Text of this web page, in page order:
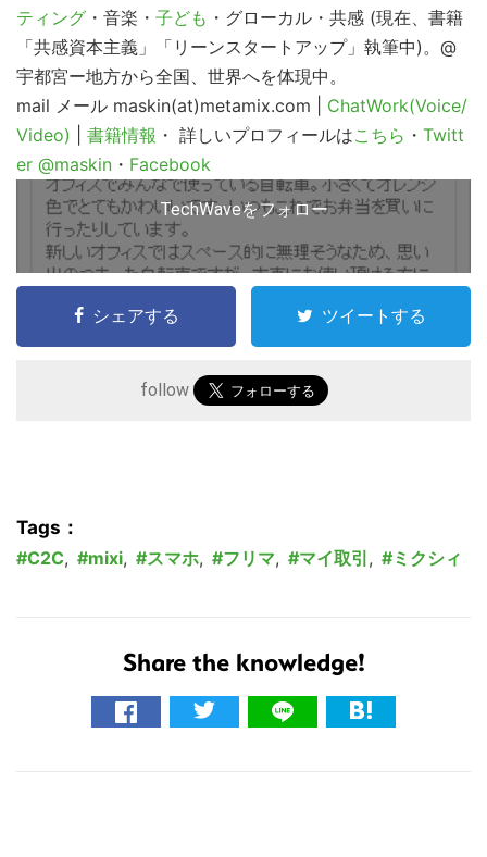
ティング ・音楽・ 子ども ・グローカル・共感 (現在、書籍
「共感資本主義」「リーンスタートアップ」執筆中)。@
宇都宮ー地方から全国、世界へを体現中。
mail メール maskin(at)metamix.com | ChatWork(Voice/
Video)
書籍情報 ・ 詳しいプロフィールはこちら ・ Twitt
er @maskin ・ Facebook
TechWaveをフォロー
シェアする ツイートする
follow
Tags：
C2C, mixi, スマホ, フリマ, マイ取引, ミクシィ
Share the knowledge!